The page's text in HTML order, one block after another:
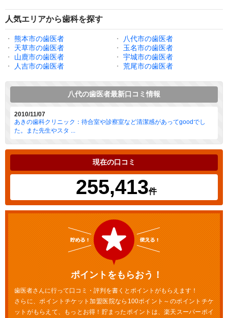
人気エリアから歯科を探す
・ 熊本市の歯医者 ・
八代市の歯医者
・
天草市の歯医者 ・
玉名市の歯医者
・
山鹿市の歯医者 ・
宇城市の歯医者
・
人吉市の歯医者 ・ 荒尾市の歯医者
八代の歯医者最新口コミ情報
2010/11/07
あきの歯科クリニック：待合室や診察室など清潔感があってgoodでし
た。また先生やスタ ...
現在の口コミ
255,413件
ポイントをもらおう！
歯医者さんに行って口コミ・評判を書くとポイントがもらえます！
さらに、ポイントチケット加盟医院なら100ポイント～のポイントチケ
ットがもらえて、もっとお得！貯まったポイントは、楽天スーパーポイ